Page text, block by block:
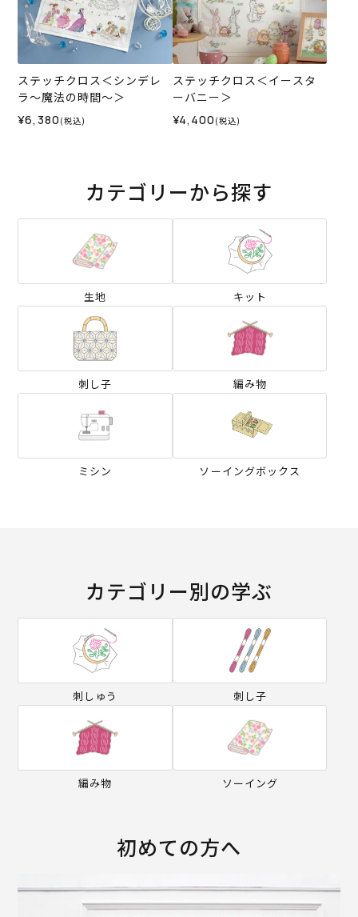
ステッチクロス＜シンデレ
ラ～魔法の時間～＞
¥6,380 (税込)
ステッチクロス＜イースタ
ーバニー＞
¥4,400 (税込)
カテゴリーから探す
生地 キット
刺し子 編み物
ミシン ソーイングボックス
カテゴリー別の学ぶ
刺しゅう 刺し子
編み物 ソーイング
初めての方へ